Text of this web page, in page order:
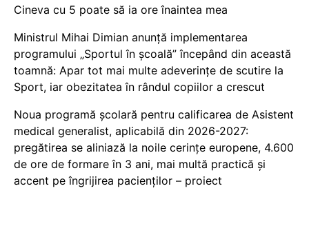
Cineva cu 5 poate să ia ore înaintea mea
Ministrul Mihai Dimian anunță implementarea
programului „Sportul în școală” începând din această
toamnă: Apar tot mai multe adeverințe de scutire la
Sport, iar obezitatea în rândul copiilor a crescut
Noua programă școlară pentru calificarea de Asistent
medical generalist, aplicabilă din 2026-2027:
pregătirea se aliniază la noile cerințe europene, 4.600
de ore de formare în 3 ani, mai multă practică și
accent pe îngrijirea pacienților – proiect